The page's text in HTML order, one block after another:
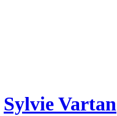
Sylvie Vartan